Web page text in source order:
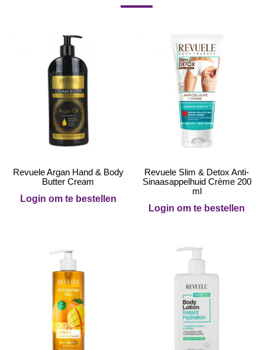
Revuele Argan Hand & Body
Butter Cream
Login om te bestellen
Revuele Slim & Detox Anti-
Sinaasappelhuid Crème 200
ml
Login om te bestellen